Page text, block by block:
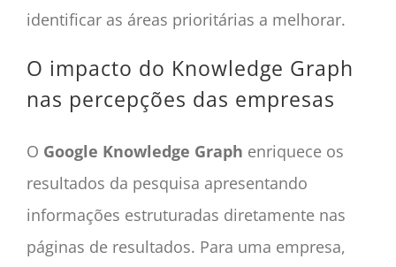
identificar as áreas prioritárias a melhorar.
O impacto do Knowledge Graph
nas percepções das empresas
O Google Knowledge Graph enriquece os
resultados da pesquisa apresentando
informações estruturadas diretamente nas
páginas de resultados. Para uma empresa,